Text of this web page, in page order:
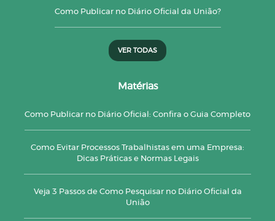
Como Publicar no Diário Oficial da União?
VER TODAS
Matérias
Como Publicar no Diário Oficial: Confira o Guia Completo
Como Evitar Processos Trabalhistas em uma Empresa:
Dicas Práticas e Normas Legais
Veja 3 Passos de Como Pesquisar no Diário Oficial da
União